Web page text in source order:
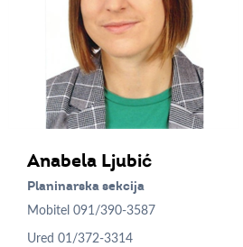
Anabela Ljubić
Planinarska sekcija
Mobitel091/390-3587
Ured01/372-3314